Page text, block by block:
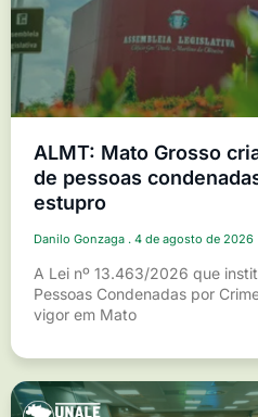
ALMT: Mato Grosso
de pessoas
estupro
Danilo Gonzaga 4 de agosto de 2026
A Lei nº 13.463/2026 que
Pessoas Condenadas por
vigor em Mato